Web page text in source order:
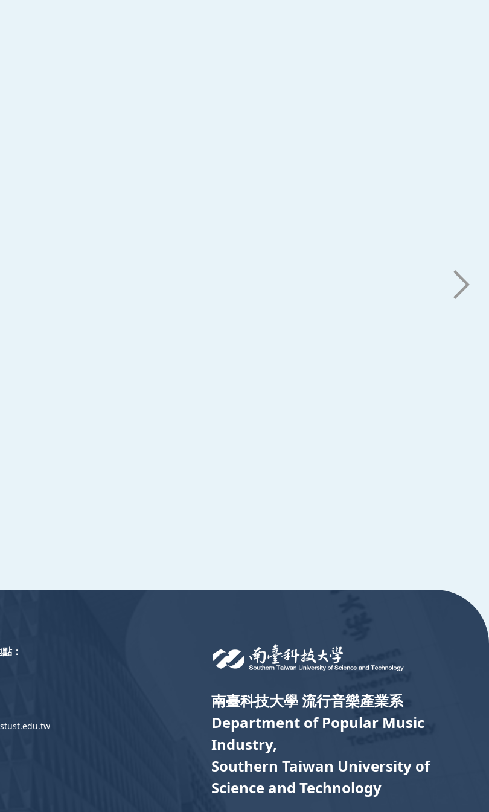
南臺科技大學 流行音樂產業系
Department of Popular Music
Industry,
Southern Taiwan University of
Science and Technology
：